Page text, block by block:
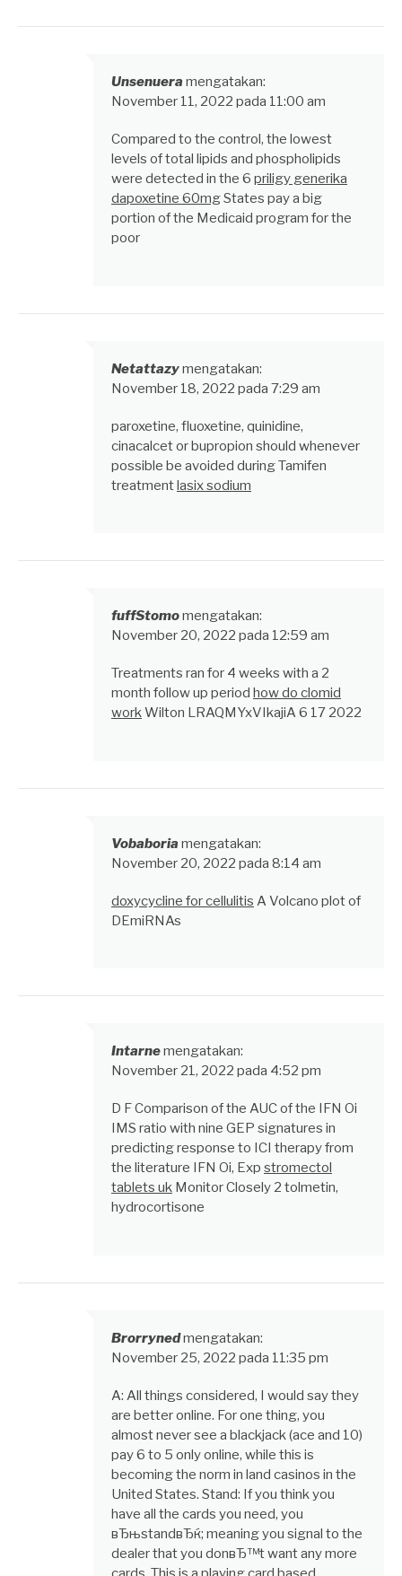
Unsenuera mengatakan:
November 11, 2022 pada 11:00 am
Compared to the control, the lowest
levels of total lipids and phospholipids
were detected in the 6 priligy generika
dapoxetine 60mgStates pay a big
portion of the Medicaid program for the
poor
Netattazymengatakan:
November 18, 2022 pada 7:29 am
paroxetine, fluoxetine, quinidine,
cinacalcet or bupropion should whenever
possible be avoided during Tamifen
treatmentlasix sodium
fuffStomomengatakan:
November 20, 2022 pada 12:59 am
Treatments ran for 4 weeks with a 2
month follow up period how do clomid
workWilton LRAQMYxVIkajiA 6 17 2022
Vobaboria mengatakan:
November 20, 2022 pada 8:14 am
doxycycline for cellulitis A Volcano plot of
DEmiRNAs
Intarnemengatakan:
November 21, 2022 pada 4:52 pm
D F Comparison of the AUC of the IFN Оі
IMS ratio with nine GEP signatures in
predicting response to ICI therapy from
the literature IFN Оі, Exp stromectol
tablets uk Monitor Closely 2 tolmetin,
hydrocortisone
Brorrynedmengatakan:
November 25, 2022 pada 11:35 pm
A: All things considered, I would say they
are better online. For one thing, you
almost never see a blackjack (ace and 10)
pay 6 to 5 only online, while this is
becoming the norm in land casinos in the
United States. Stand: If you think you
have all the cards you need, you
вЂњstandвЂќ; meaning you signal to the
dealer that you donвЂ™t want any more